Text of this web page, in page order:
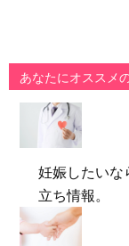
あなたにオススメ
妊娠したいな
立ち情報。